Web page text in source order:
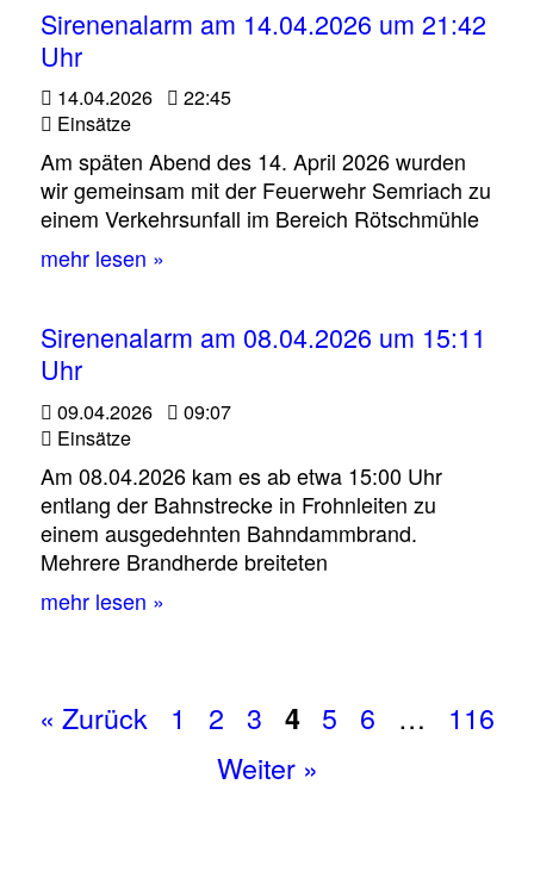
Sirenenalarm am 14.04.2026 um 21:42
Uhr
14.04.2026
22:45
Einsätze
Am späten Abend des 14. April 2026 wurden
wir gemeinsam mit der Feuerwehr Semriach zu
einem Verkehrsunfall im Bereich Rötschmühle
mehr lesen »
Sirenenalarm am 08.04.2026 um 15:11
Uhr
09.04.2026
09:07
Einsätze
Am 08.04.2026 kam es ab etwa 15:00 Uhr
entlang der Bahnstrecke in Frohnleiten zu
einem ausgedehnten Bahndammbrand.
Mehrere Brandherde breiteten
mehr lesen »
« Zurück 1 2 3 4 5 6 …
116
Weiter »